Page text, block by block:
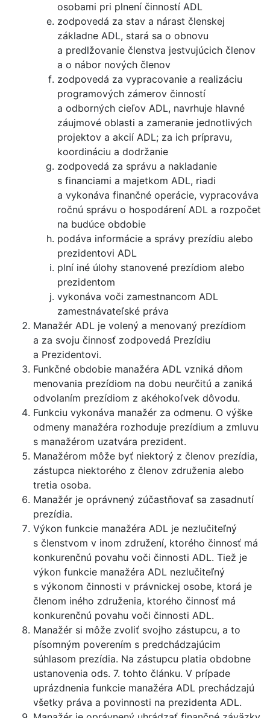
osobami pri plnení činností ADL
zodpovedá za stav a nárast členskej
základne ADL, stará sa o obnovu
a predlžovanie členstva jestvujúcich členov
a o nábor nových členov
zodpovedá za vypracovanie a realizáciu
programových zámerov činností
a odborných cieľov ADL, navrhuje hlavné
záujmové oblasti a zameranie jednotlivých
projektov a akcií ADL; za ich prípravu,
koordináciu a dodržanie
zodpovedá za správu a nakladanie
s financiami a majetkom ADL, riadi
a vykonáva finančné operácie, vypracováva
ročnú správu o hospodárení ADL a rozpočet
na budúce obdobie
podáva informácie a správy prezídiu alebo
prezidentovi ADL
plní iné úlohy stanovené prezídiom alebo
prezidentom
vykonáva voči zamestnancom ADL
zamestnávateľské práva
Manažér ADL je volený a menovaný prezídiom
a za svoju činnosť zodpovedá Prezídiu
a Prezidentovi.
Funkčné obdobie manažéra ADL vzniká dňom
menovania prezídiom na dobu neurčitú a zaniká
odvolaním prezídiom z akéhokoľvek dôvodu.
Funkciu vykonáva manažér za odmenu. O výške
odmeny manažéra rozhoduje prezídium a zmluvu
s manažérom uzatvára prezident.
Manažérom môže byť niektorý z členov prezídia,
zástupca niektorého z členov združenia alebo
tretia osoba.
Manažér je oprávnený zúčastňovať sa zasadnutí
prezídia.
Výkon funkcie manažéra ADL je nezlučiteľný
s členstvom v inom združení, ktorého činnosť má
konkurenčnú povahu voči činnosti ADL. Tiež je
výkon funkcie manažéra ADL nezlučiteľný
s výkonom činnosti v právnickej osobe, ktorá je
členom iného združenia, ktorého činnosť má
konkurenčnú povahu voči činnosti ADL.
Manažér si môže zvoliť svojho zástupcu, a to
písomným poverením s predchádzajúcim
súhlasom prezídia. Na zástupcu platia obdobne
ustanovenia ods. 7. tohto článku. V prípade
uprázdnenia funkcie manažéra ADL prechádzajú
všetky práva a povinnosti na prezidenta ADL.